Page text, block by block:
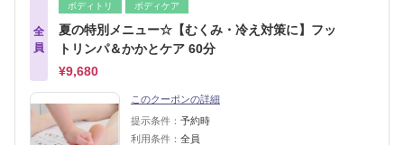
全
員
ボディトリ ボディケア
夏の特別メニュー☆【むくみ・冷え対策に】フッ
トリンパ＆かかとケア 60分
¥9,680
このクーポンの詳細
提示条件： 予約時
利用条件： 全員